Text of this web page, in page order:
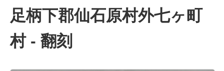
足柄下郡仙石原村外七ヶ町
村 - 翻刻